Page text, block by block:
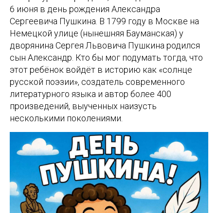
6 июня в день рождения Александра
Сергеевича Пушкина. В 1799 году в Москве на
Немецкой улице (нынешняя Бауманская) у
дворянина Сергея Львовича Пушкина родился
сын Александр. Кто бы мог подумать тогда, что
этот ребёнок войдёт в историю как «солнце
русской поэзии», создатель современного
литературного языка и автор более 400
произведений, выученных наизусть
несколькими поколениями.